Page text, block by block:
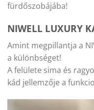
fürdőszobájába!
NIWELL LUXURY
Amint megpillantja a
a különbséget!
A felülete sima és
kád jellemzője a